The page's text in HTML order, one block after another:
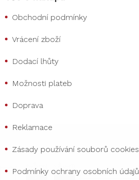
Obchodní podmínky
Vrácení zboží
Dodací lhůty
Možnosti plateb
Doprava
Reklamace
Zásady používání souborů cookies
Podmínky ochrany osobních údajů